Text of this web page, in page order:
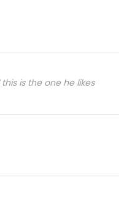
is the one he likes